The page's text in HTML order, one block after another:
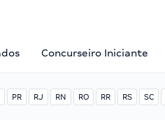
Concurseiro Iniciante
PR RJ RN RO RR RS SC